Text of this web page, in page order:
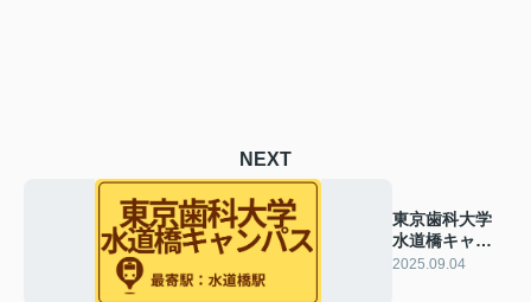
NEXT
東京歯科大学
水道橋キャン
パスのおすす
2025.09.04